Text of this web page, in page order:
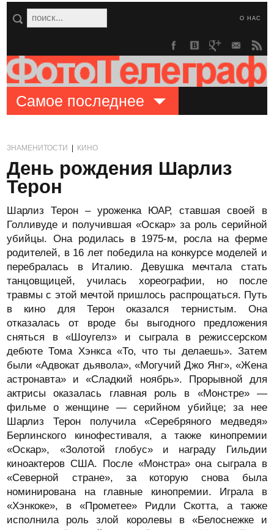
О НАС
Самое последнее
ЗНАМЕНИТОСТИ КИНО
День рождения Шарлиз
Терон
Шарлиз Терон – уроженка ЮАР, ставшая своей в
Голливуде и получившая «Оскар» за роль серийной
убийцы. Она родилась в 1975-м, росла на ферме
родителей, в 16 лет победила на конкурсе моделей и
перебралась в Италию. Девушка мечтала стать
танцовщицей, училась хореографии, но после
травмы с этой мечтой пришлось распрощаться. Путь
в кино для Терон оказался тернистым. Она
отказалась от вроде бы выгодного предложения
сняться в «Шоугелз» и сыграла в режиссерском
дебюте Тома Хэнкса «То, что ты делаешь». Затем
были «Адвокат дьявола», «Могучий Джо Янг», «Жена
астронавта» и «Сладкий ноябрь». Прорывной для
актрисы оказалась главная роль в «Монстре» —
фильме о женщине — серийном убийце; за нее
Шарлиз Терон получила «Серебряного медведя»
Берлинского кинофестиваля, а также кинопремии
«Оскар», «Золотой глобус» и награду Гильдии
киноактеров США. После «Монстра» она сыграла в
«Северной стране», за которую снова была
номинирована на главные кинопремии. Играла в
«Хэнкоке», в «Прометее» Ридли Скотта, а также
исполнила роль злой королевы в «Белоснежке и